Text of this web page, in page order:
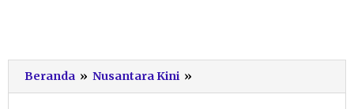
Beranda » Nusantara Kini »
Kecil